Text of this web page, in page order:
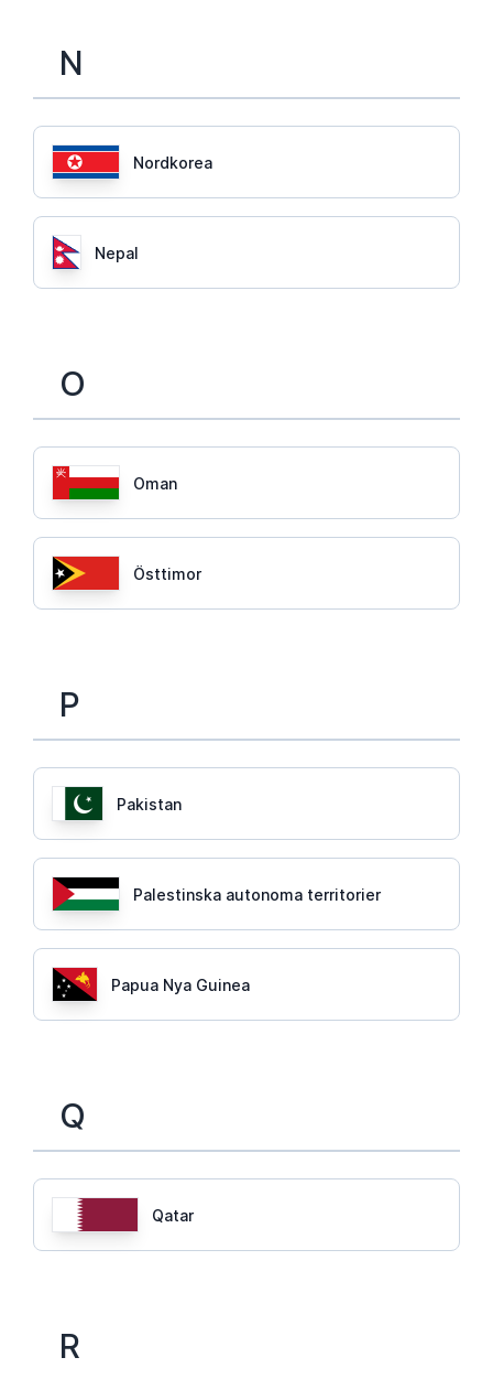
N
Nordkorea
Nepal
O
Oman
Östtimor
P
Pakistan
Palestinska autonoma territorier
Papua Nya Guinea
Q
Qatar
R